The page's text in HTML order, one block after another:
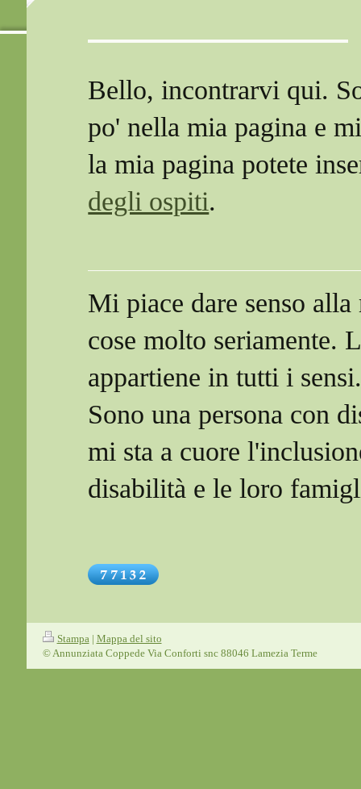
Bello, incontrarvi qui.
po' nella mia pagina e
la mia pagina potete
degli ospiti.
Mi piace dare senso
cose molto seriamente.
appartiene in tutti i
Sono una persona con
mi sta a cuore
disabilità e le loro
Stampa | Mappa del sito
© Annunziata Coppede Via Conforti snc 88046 Lamezia Terme